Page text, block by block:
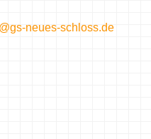
neues-schloss.de